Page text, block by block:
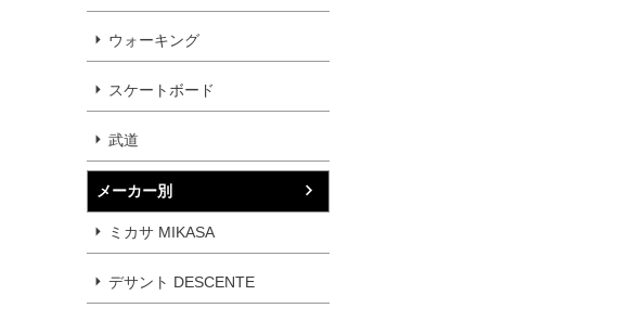
ウォーキング
スケートボード
武道
メーカー別
ミカサ MIKASA
デサント DESCENTE